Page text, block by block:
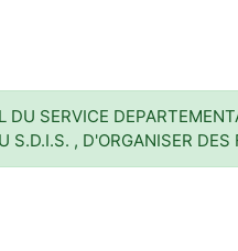
DU SERVICE
S.D.I.S. , D'ORGANISER